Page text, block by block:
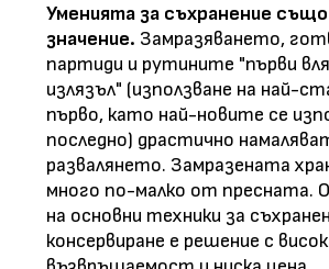
Уменията за съхранение
значение. Замразяването,
партиди и рутините "първи
излязъл" (използване на най-
първо, като най-новите се
последно) драстично
развалянето. Замразената
много по-малко от пресната.
на основни техники за
консервиране е решение с